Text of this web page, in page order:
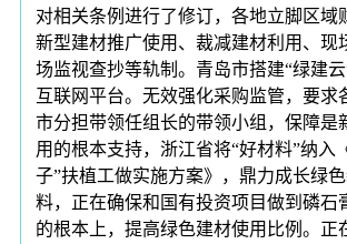
对相关条例进行了修订，各地立脚区域
新型建材推广使用、裁减建材利用、现
场监视查抄等轨制。青岛市搭建“绿建
互联网平台。无效强化采购监管，要求
市分担带领任组长的带领小组，保障是
用的根本支持，浙江省将“好材料”纳入
子”扶植工做实施方案》，鼎力成长绿
料，正在确保和国有投资项目做到磷石
的根本上，提高绿色建材使用比例。正